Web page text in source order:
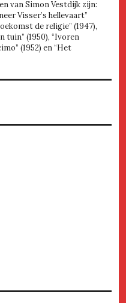
van Simon Vestdijk zijn:
Visser’s hellevaart”
de religie” (1947),
tuin” (1950), “Ivoren
(1952) en “Het